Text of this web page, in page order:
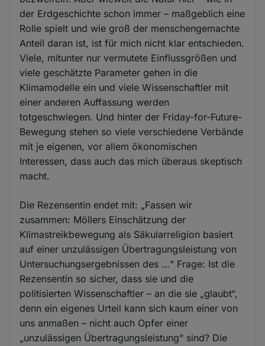
der Erdgeschichte schon immer – maßgeblich eine
Rolle spielt und wie groß der menschengemachte
Anteil daran ist, ist für mich nicht klar entschieden.
Viele, mitunter nur vermutete Einflussgrößen und
viele geschätzte Parameter gehen in die
Klimamodelle ein und viele Wissenschaftler mit
einer anderen Auffassung werden
totgeschwiegen. Und hinter der Friday-for-Future-
Bewegung stehen so viele verschiedene Verbände
mit je eigenen, vor allem ökonomischen
Interessen, dass auch das mich überaus skeptisch
macht.
Die Rezensentin endet mit: „Fassen wir
zusammen: Möllers Einschätzung der
Klimastreikbewegung als Säkularreligion basiert
auf einer unzulässigen Übertragungsleistung von
Untersuchungsergebnissen des …“ Frage: Ist die
Rezensentin so sicher, dass sie und die
politisierten Wissenschaftler – an die sie „glaubt“,
denn ein eigenes Urteil kann sich kaum einer von
uns anmaßen – nicht auch Opfer einer
„unzulässigen Übertragungsleistung“ sind? Die